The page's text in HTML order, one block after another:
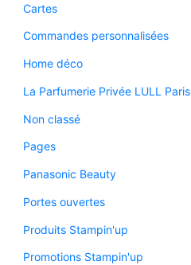
Cartes
Commandes personnalisées
Home déco
La Parfumerie Privée LULL Paris
Non classé
Pages
Panasonic Beauty
Portes ouvertes
Produits Stampin'up
Promotions Stampin'up